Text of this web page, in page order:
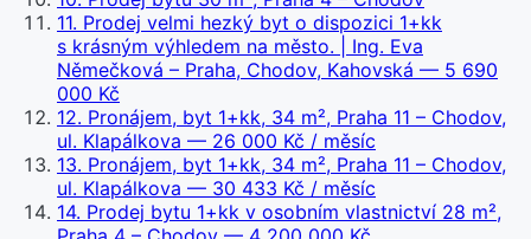
11. Prodej velmi hezký byt o dispozici 1+kk
s krásným výhledem na město. | Ing. Eva
Němečková – Praha, Chodov, Kahovská — 5 690
000 Kč
12. Pronájem, byt 1+kk, 34 m², Praha 11 – Chodov,
ul. Klapálkova — 26 000 Kč / měsíc
13. Pronájem, byt 1+kk, 34 m², Praha 11 – Chodov,
ul. Klapálkova — 30 433 Kč / měsíc
14. Prodej bytu 1+kk v osobním vlastnictví 28 m²,